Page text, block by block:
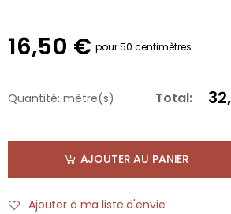
16,50 € pour 50 centimètres
Quantité: mètre(s) Total:
AJOUTER AU PANIER
Ajouter à ma liste d'envie